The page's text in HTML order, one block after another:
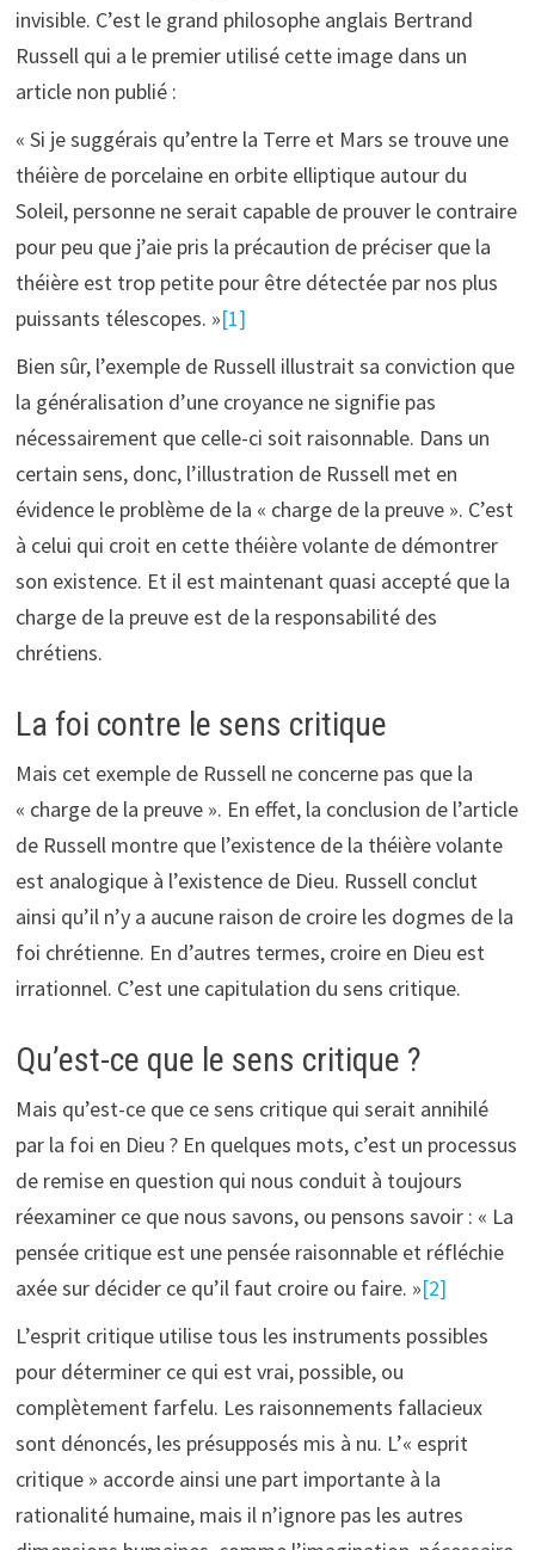
invisible. C’est le grand philosophe anglais Bertrand
Russell qui a le premier utilisé cette image dans un
article non publié :
« Si je suggérais qu’entre la Terre et Mars se trouve une
théière de porcelaine en orbite elliptique autour du
Soleil, personne ne serait capable de prouver le contraire
pour peu que j’aie pris la précaution de préciser que la
théière est trop petite pour être détectée par nos plus
puissants télescopes. »[1]
Bien sûr, l’exemple de Russell illustrait sa conviction que
la généralisation d’une croyance ne signifie pas
nécessairement que celle-ci soit raisonnable. Dans un
certain sens, donc, l’illustration de Russell met en
évidence le problème de la « charge de la preuve ». C’est
à celui qui croit en cette théière volante de démontrer
son existence. Et il est maintenant quasi accepté que la
charge de la preuve est de la responsabilité des
chrétiens.
La foi contre le sens critique
Mais cet exemple de Russell ne concerne pas que la
« charge de la preuve ». En effet, la conclusion de l’article
de Russell montre que l’existence de la théière volante
est analogique à l’existence de Dieu. Russell conclut
ainsi qu’il n’y a aucune raison de croire les dogmes de la
foi chrétienne. En d’autres termes, croire en Dieu est
irrationnel. C’est une capitulation du sens critique.
Qu’est-ce que le sens critique ?
Mais qu’est-ce que ce sens critique qui serait annihilé
par la foi en Dieu ? En quelques mots, c’est un processus
de remise en question qui nous conduit à toujours
réexaminer ce que nous savons, ou pensons savoir : « La
pensée critique est une pensée raisonnable et réfléchie
axée sur décider ce qu’il faut croire ou faire. »[2]
L’esprit critique utilise tous les instruments possibles
pour déterminer ce qui est vrai, possible, ou
complètement farfelu. Les raisonnements fallacieux
sont dénoncés, les présupposés mis à nu. L’« esprit
critique » accorde ainsi une part importante à la
rationalité humaine, mais il n’ignore pas les autres